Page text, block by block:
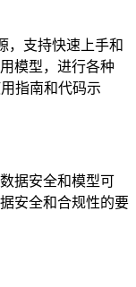
，支持快速上手和
模型，进行各种
指南和代码示
据安全和模型可
安全和合规性的要